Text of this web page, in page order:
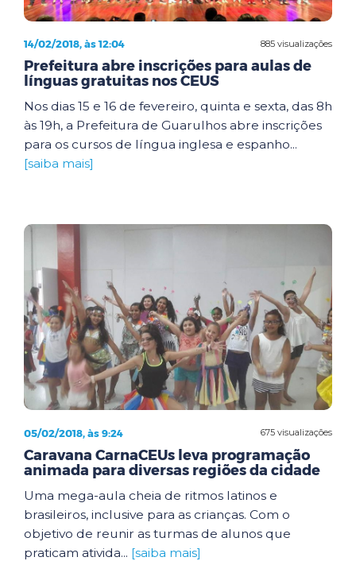
885 visualizações
14/02/2018, às 12:04
Prefeitura abre inscrições para aulas de
línguas gratuitas nos CEUS
Nos dias 15 e 16 de fevereiro, quinta e sexta, das 8h
às 19h, a Prefeitura de Guarulhos abre inscrições
para os cursos de língua inglesa e espanho...
[saiba mais]
675 visualizações
05/02/2018, às 9:24
Caravana CarnaCEUs leva programação
animada para diversas regiões da cidade
Uma mega-aula cheia de ritmos latinos e
brasileiros, inclusive para as crianças. Com o
objetivo de reunir as turmas de alunos que
praticam ativida... [saiba mais]